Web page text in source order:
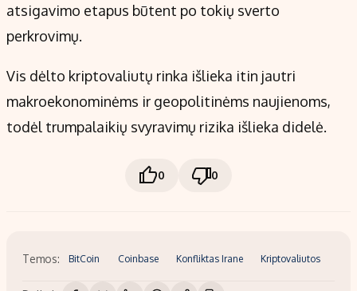
atsigavimo etapus būtent po tokių sverto
perkrovimų.
Vis dėlto kriptovaliutų rinka išlieka itin jautri
makroekonominėms ir geopolitinėms naujienoms,
todėl trumpalaikių svyravimų rizika išlieka didelė.
0 0
Temos: BitCoin Coinbase Konfliktas Irane Kriptovaliutos